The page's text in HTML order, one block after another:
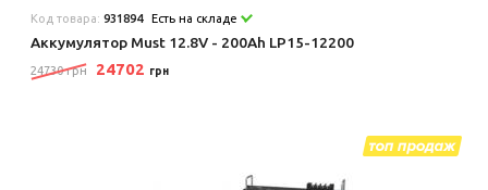
Код товара:931894 Есть на складе
Аккумулятор Must 12.8V - 200Ah LP15-12200
24730 грн 24702 грн